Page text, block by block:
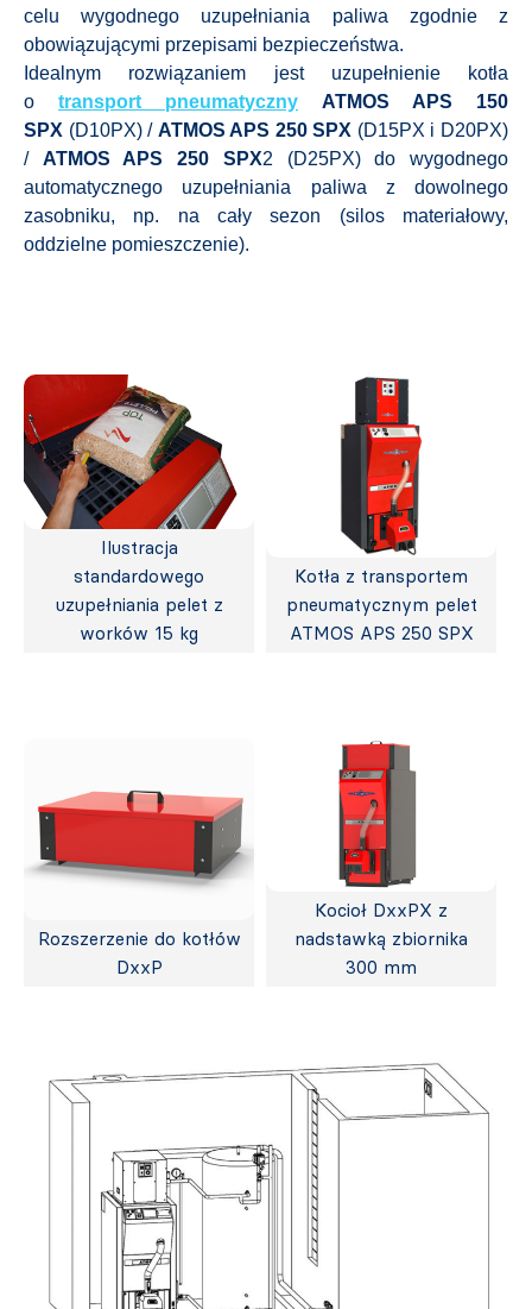
celu wygodnego uzupełniania paliwa zgodnie z
obowiązującymi przepisami bezpieczeństwa.
Idealnym rozwiązaniem jest uzupełnienie kotła
o transport pneumatyczny
ATMOS APS 150
SPX (D10PX) / ATMOS APS 250 SPX (D15PX i D20PX)
/ ATMOS APS 250 SPX2 (D25PX) do wygodnego
automatycznego uzupełniania paliwa z dowolnego
zasobniku, np. na cały sezon (silos materiałowy,
oddzielne pomieszczenie).
Ilustracja
standardowego
uzupełniania pelet z
worków 15 kg
Kotła z transportem
pneumatycznym pelet
ATMOS APS 250 SPX
Rozszerzenie do kotłów
DxxP
Kocioł DxxPX z
nadstawką zbiornika
300 mm